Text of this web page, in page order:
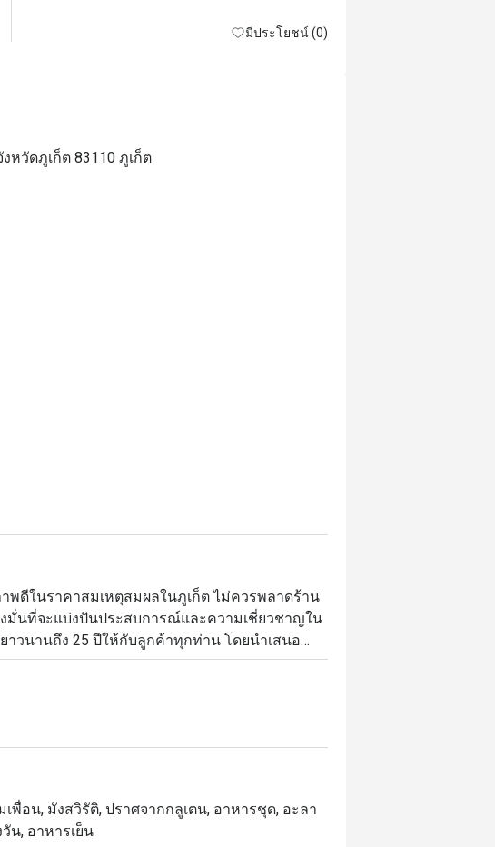
มีประโยชน์ (0)
หวัดภูเก็ต 83110 ภูเก็ต
พดีในราคาสมเหตุสมผลในภูเก็ต ไม่ควรพลาดร้าน
มั่นที่จะแบ่งปันประสบการณ์และความเชี่ยวชาญใน
วนานถึง 25 ปีให้กับลูกค้าทุกท่าน โดยนำเสนอ
ทั่วโลก ที่ทางร้านออกแบบมาอย่างลงตัวทั้งแบบที่
พาะเมนูจำพวกเนื้อสัตว์ที่ต้องอาศัยการกริลล์อย่าง
พื่อน, มังสวิรัติ, ปราศจากกลูเตน, อาหารชุด, อะลา
น, อาหารเย็น